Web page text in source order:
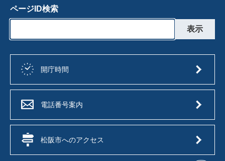
ページID検索
開庁時間
電話番号案内
松阪市へのアクセス